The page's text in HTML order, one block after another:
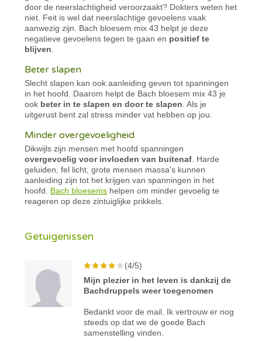
door de neerslachtigheid veroorzaakt? Dokters weten het
niet. Feit is wel dat neerslachtige gevoelens vaak
aanwezig zijn. Bach bloesem mix 43 helpt je deze
negatieve gevoelens tegen te gaan en positief te
blijven
Beter slapen
Slecht slapen kan ook aanleiding geven tot spanningen
in het hoofd. Daarom helpt de Bach bloesem mix 43 je
ook beter in te slapen en door te slapen . Als je
uitgerust bent zal stress minder vat hebben op jou.
Minder overgevoeligheid
Dikwijls zijn mensen met hoofd spanningen
overgevoelig voor invloeden van buitenaf . Harde
geluiden, fel licht, grote mensen massa's kunnen
aanleiding zijn tot het krijgen van spanningen in het
hoofd. Bach bloesems helpen om minder gevoelig te
reageren op deze zintuiglijke prikkels.
Getuigenissen
(4/5)
Mijn plezier in het leven is dankzij de
Bachdruppels weer toegenomen
Bedankt voor de mail. Ik vertrouw er nog
steeds op dat we de goede Bach
samenstelling vinden.